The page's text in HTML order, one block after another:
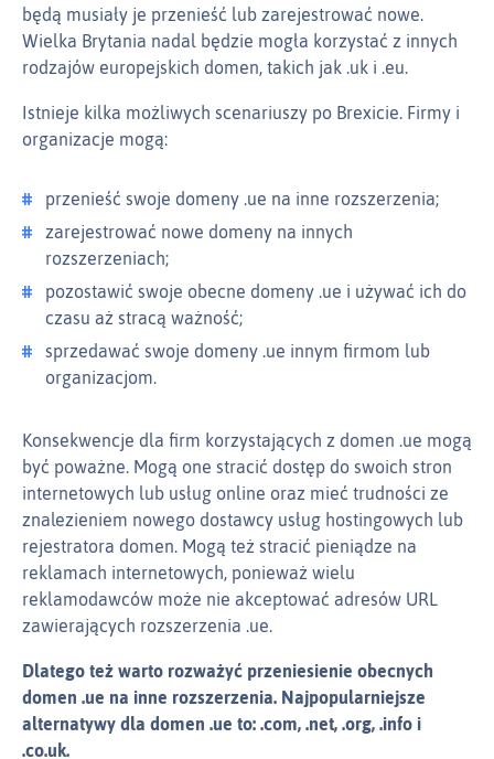
będą musiały je przenieść lub zarejestrować nowe.
Wielka Brytania nadal będzie mogła korzystać z innych
rodzajów europejskich domen, takich jak .uk i .eu.
Istnieje kilka możliwych scenariuszy po Brexicie. Firmy i
organizacje mogą:
przenieść swoje domeny .ue na inne rozszerzenia;
zarejestrować nowe domeny na innych
rozszerzeniach;
pozostawić swoje obecne domeny .ue i używać ich do
czasu aż stracą ważność;
sprzedawać swoje domeny .ue innym firmom lub
organizacjom.
Konsekwencje dla firm korzystających z domen .ue mogą
być poważne. Mogą one stracić dostęp do swoich stron
internetowych lub usług online oraz mieć trudności ze
znalezieniem nowego dostawcy usług hostingowych lub
rejestratora domen. Mogą też stracić pieniądze na
reklamach internetowych, ponieważ wielu
reklamodawców może nie akceptować adresów URL
zawierających rozszerzenia .ue.
Dlatego też warto rozważyć przeniesienie obecnych
domen .ue na inne rozszerzenia. Najpopularniejsze
alternatywy dla domen .ue to: .com, .net, .org, .info i
.co.uk.